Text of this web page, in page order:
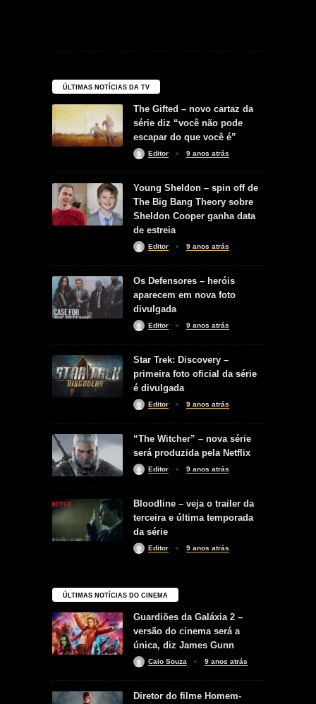
ÚLTIMAS NOTÍCIAS DA TV
The Gifted – novo cartaz da
série diz “você não pode
escapar do que você é”
Editor 9 anos atrás
Young Sheldon – spin off de
The Big Bang Theory sobre
Sheldon Cooper ganha data
de estreia
Editor 9 anos atrás
Os Defensores – heróis
aparecem em nova foto
divulgada
Editor 9 anos atrás
Star Trek: Discovery –
primeira foto oficial da série
é divulgada
Editor 9 anos atrás
“The Witcher” – nova série
será produzida pela Netflix
Editor 9 anos atrás
Bloodline – veja o trailer da
terceira e última temporada
da série
Editor 9 anos atrás
ÚLTIMAS NOTÍCIAS DO CINEMA
Guardiões da Galáxia 2 –
versão do cinema será a
única, diz James Gunn
Caio Souza 9 anos atrás
Diretor do filme Homem-